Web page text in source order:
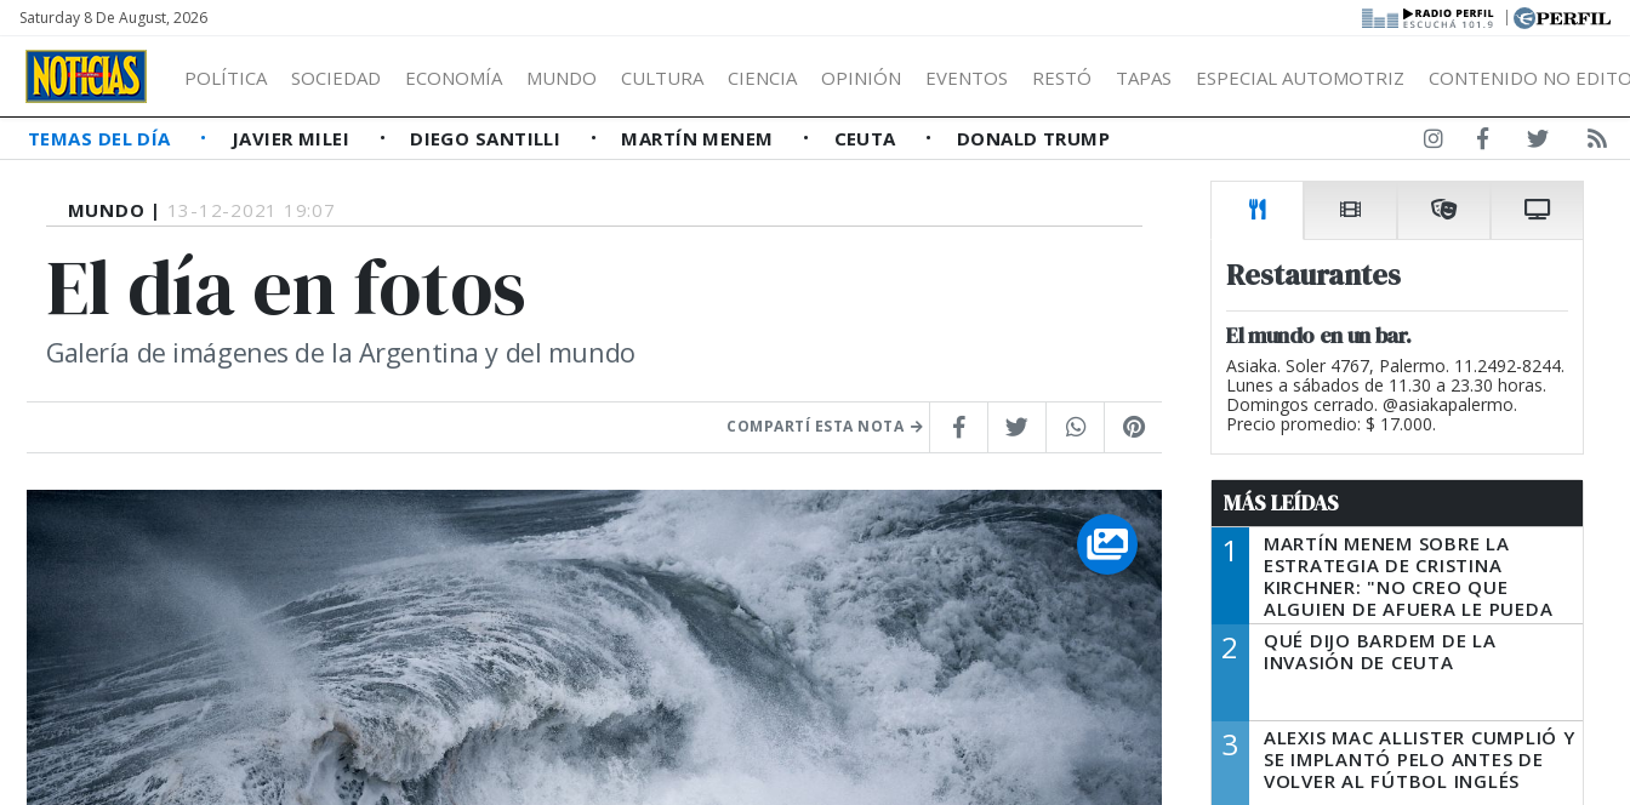
Saturday 8 De August, 2026 |
POLÍTICA SOCIEDAD ECONOMÍA MUNDO CULTURA CIENCIA OPINIÓN EVENTOS RESTÓ TAPAS ESPECIAL AUTOMOTRIZ CONTENIDO NO
TEMAS DEL DÍA JAVIER MILEI DIEGO SANTILLI MARTÍN MENEM CEUTA DONALD TRUMP
MUNDO | 13-12-2021 19:07
El día en fotos
Galería de imágenes de la Argentina y del mundo
COMPARTÍ ESTA NOTA
Restaurantes
El mundo en un bar.
Asiaka. Soler 4767, Palermo. 11.2492-8244.
Lunes a sábados de 11.30 a 23.30 horas.
Domingos cerrado. @asiakapalermo.
Precio promedio: $ 17.000.
MÁS LEÍDAS
1
MARTÍN MENEM SOBRE LA
ESTRATEGIA DE CRISTINA
KIRCHNER: "NO CREO QUE
ALGUIEN DE AFUERA LE PUEDA
DECIR A LA JUSTICIA LO QUE
TIENE QUE HACER"
2
QUÉ DIJO BARDEM DE LA
INVASIÓN DE CEUTA
3
ALEXIS MAC ALLISTER CUMPLIÓ Y
SE IMPLANTÓ PELO ANTES DE
VOLVER AL FÚTBOL INGLÉS